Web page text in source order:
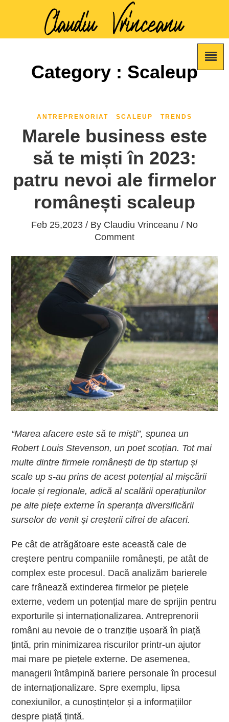
Category : Scaleup
ANTREPRENORIAT SCALEUP TRENDS
Marele business este
să te miști în 2023:
patru nevoi ale firmelor
românești scaleup
Feb 25,2023 / By Claudiu Vrinceanu / No
Comment
“Marea afacere este să te miști”, spunea un
Robert Louis Stevenson, un poet scoțian. Tot mai
multe dintre firmele românești de tip startup și
scale up s-au prins de acest potențial al mișcării
locale și regionale, adică al scalării operațiunilor
pe alte piețe externe în speranța diversificării
surselor de venit și creșterii cifrei de afaceri.
Pe cât de atrăgătoare este această cale de
creștere pentru companiile românești, pe atât de
complex este procesul. Dacă analizăm barierele
care frânează extinderea firmelor pe piețele
externe, vedem un potențial mare de sprijin pentru
exporturile și internaționalizarea. Antreprenorii
români au nevoie de o tranziție ușoară în piață
țintă, prin minimizarea riscurilor printr-un ajutor
mai mare pe piețele externe. De asemenea,
managerii întâmpină bariere personale în procesul
de internaționalizare. Spre exemplu, lipsa
conexiunilor, a cunoștințelor și a informațiilor
despre piață țintă.